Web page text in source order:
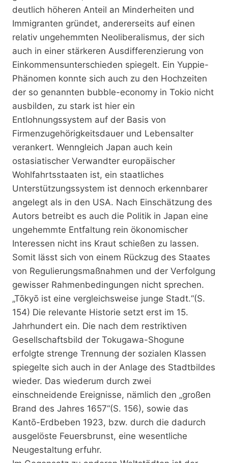
deutlich höheren Anteil an Minderheiten und
Immigranten gründet, andererseits auf einen
relativ ungehemmten Neoliberalismus, der sich
auch in einer stärkeren Ausdifferenzierung von
Einkommensunterschieden spiegelt. Ein Yuppie-
Phänomen konnte sich auch zu den Hochzeiten
der so genannten bubble-economy in Tokio nicht
ausbilden, zu stark ist hier ein
Entlohnungssystem auf der Basis von
Firmenzugehörigkeitsdauer und Lebensalter
verankert. Wenngleich Japan auch kein
ostasiatischer Verwandter europäischer
Wohlfahrtsstaaten ist, ein staatliches
Unterstützungssystem ist dennoch erkennbarer
angelegt als in den USA. Nach Einschätzung des
Autors betreibt es auch die Politik in Japan eine
ungehemmte Entfaltung rein ökonomischer
Interessen nicht ins Kraut schießen zu lassen.
Somit lässt sich von einem Rückzug des Staates
von Regulierungsmaßnahmen und der Verfolgung
gewisser Rahmenbedingungen nicht sprechen.
„Tōkyō ist eine vergleichsweise junge Stadt.“(S.
154) Die relevante Historie setzt erst im 15.
Jahrhundert ein. Die nach dem restriktiven
Gesellschaftsbild der Tokugawa-Shogune
erfolgte strenge Trennung der sozialen Klassen
spiegelte sich auch in der Anlage des Stadtbildes
wieder. Das wiederum durch zwei
einschneidende Ereignisse, nämlich den „großen
Brand des Jahres 1657“(S. 156), sowie das
Kantō-Erdbeben 1923, bzw. durch die dadurch
ausgelöste Feuersbrunst, eine wesentliche
Neugestaltung erfuhr.